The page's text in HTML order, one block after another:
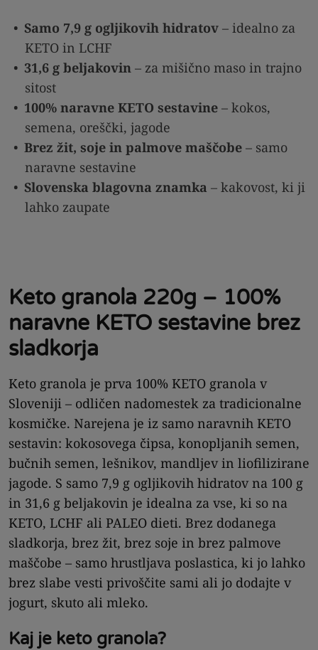
Samo 7,9 g ogljikovih hidratov– idealno za
KETO in LCHF
31,6 g beljakovin– za mišično maso in trajno
sitost
100% naravne KETO sestavine– kokos,
semena, oreščki, jagode
Brez žit, soje in palmove maščobe– samo
naravne sestavine
Slovenska blagovna znamka – kakovost, ki ji
lahko zaupate
Keto granola 220g – 100%
naravne KETO sestavine brez
sladkorja
Keto granola je prva 100% KETO granola v
Sloveniji – odličen nadomestek za tradicionalne
kosmičke. Narejena je iz samo naravnih KETO
sestavin: kokosovega čipsa, konopljanih semen,
bučnih semen, lešnikov, mandljev in liofilizirane
jagode. S samo 7,9 g ogljikovih hidratov na 100 g
in 31,6 g beljakovin je idealna za vse, ki so na
KETO, LCHF ali PALEO dieti. Brez dodanega
sladkorja, brez žit, brez soje in brez palmove
maščobe – samo hrustljava poslastica, ki jo lahko
brez slabe vesti privoščite sami ali jo dodajte v
jogurt, skuto ali mleko.
Kaj je keto granola?